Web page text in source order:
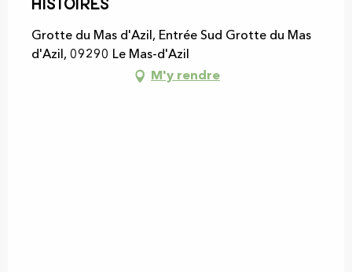
Histoires
Grotte du Mas d'Azil, Entrée Sud Grotte du Mas
d'Azil, 09290 Le Mas-d'Azil
M'y rendre